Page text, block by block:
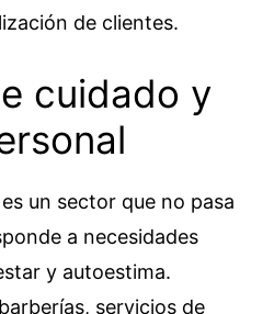
de clientes.
cuidado y
un sector que no pasa
a necesidades
y autoestima.
servicios de